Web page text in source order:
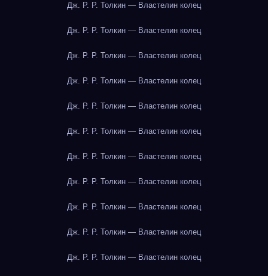
Дж. Р. Р. Толкин — Властелин колец
Дж. Р. Р. Толкин — Властелин колец
Дж. Р. Р. Толкин — Властелин колец
Дж. Р. Р. Толкин — Властелин колец
Дж. Р. Р. Толкин — Властелин колец
Дж. Р. Р. Толкин — Властелин колец
Дж. Р. Р. Толкин — Властелин колец
Дж. Р. Р. Толкин — Властелин колец
Дж. Р. Р. Толкин — Властелин колец
Дж. Р. Р. Толкин — Властелин колец
Дж. Р. Р. Толкин — Властелин колец